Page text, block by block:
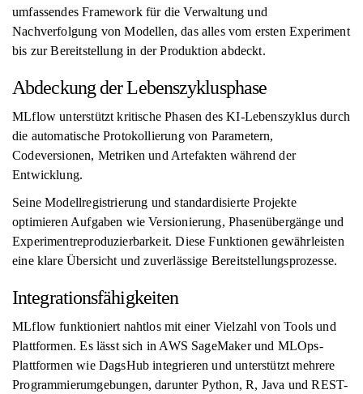
umfassendes Framework für die Verwaltung und
Nachverfolgung von Modellen, das alles vom ersten Experiment
bis zur Bereitstellung in der Produktion abdeckt.
Abdeckung der Lebenszyklusphase
MLflow unterstützt kritische Phasen des KI-Lebenszyklus durch
die automatische Protokollierung von Parametern,
Codeversionen, Metriken und Artefakten während der
Entwicklung.
Seine Modellregistrierung und standardisierte Projekte
optimieren Aufgaben wie Versionierung, Phasenübergänge und
Experimentreproduzierbarkeit. Diese Funktionen gewährleisten
eine klare Übersicht und zuverlässige Bereitstellungsprozesse.
Integrationsfähigkeiten
MLflow funktioniert nahtlos mit einer Vielzahl von Tools und
Plattformen. Es lässt sich in AWS SageMaker und MLOps-
Plattformen wie DagsHub integrieren und unterstützt mehrere
Programmierumgebungen, darunter Python, R, Java und REST-